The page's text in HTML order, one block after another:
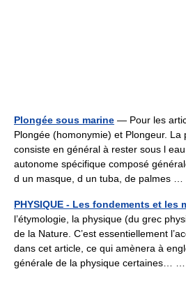
Plongée sous marine — Pour les
Plongée (homonymie) et Plongeur. La
consiste en général à rester sous l
autonome spécifique composé
d un masque, d un tuba, de palmes …
PHYSIQUE - Les fondements et les
l’étymologie, la physique (du grec
de la Nature. C’est essentiellement
dans cet article, ce qui amènera à
générale de la physique certaines…